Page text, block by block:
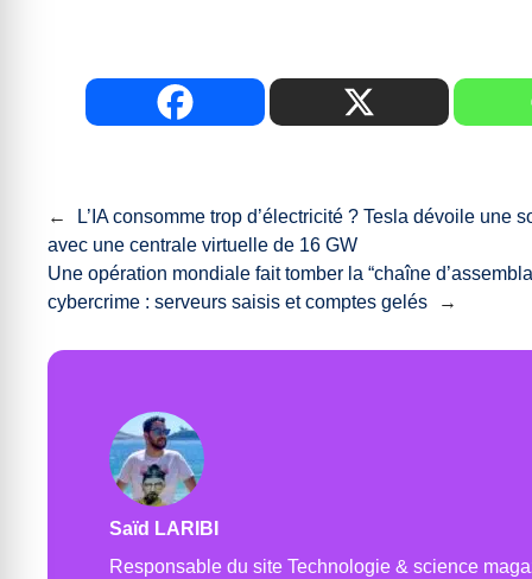
←
L’IA consomme trop d’électricité ? Tesla dévoile une
avec une centrale virtuelle de 16 GW
Une opération mondiale fait tomber la “chaîne
cybercrime : serveurs saisis et comptes gelés
→
Saïd LARIBI
Responsable du site Technologie & science